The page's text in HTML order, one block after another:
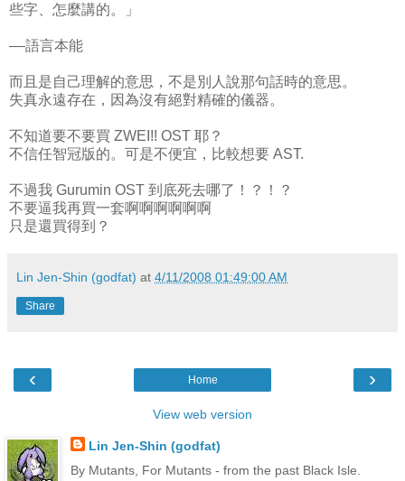
些字、怎麼講的。」
––語言本能
而且是自己理解的意思，不是別人說那句話時的意思。
失真永遠存在，因為沒有絕對精確的儀器。
不知道要不要買 ZWEI!! OST 耶？
不信任智冠版的。可是不便宜，比較想要 AST.
不過我 Gurumin OST 到底死去哪了！？！？
不要逼我再買一套啊啊啊啊啊啊
只是還買得到？
Lin Jen-Shin (godfat) at 4/11/2008 01:49:00 AM
Share
‹ ›
Home
View web version
Lin Jen-Shin (godfat)
By Mutants, For Mutants - from the past Black Isle.